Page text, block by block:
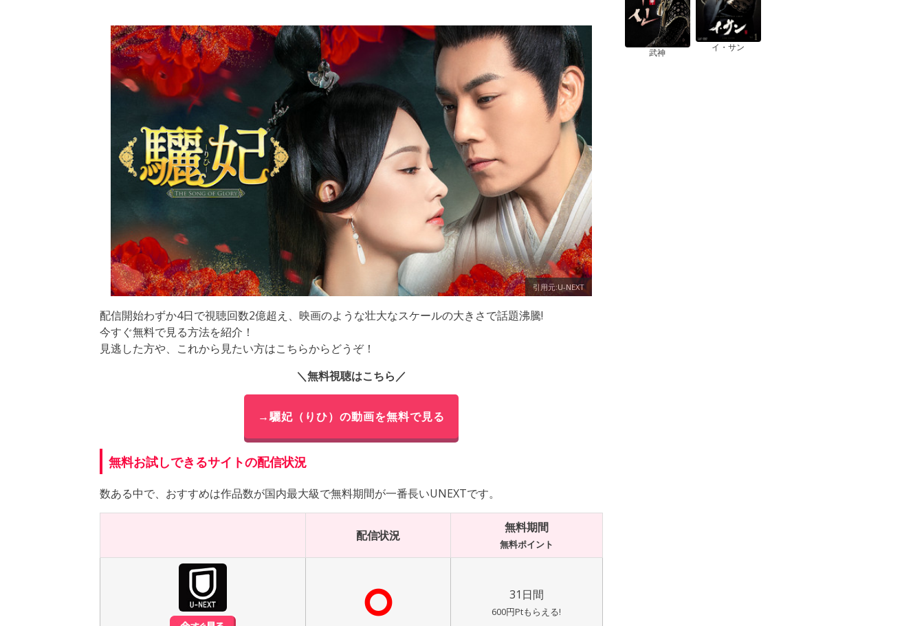
引用元:U-NEXT
配信開始わずか4日で視聴回数2億超え、映画のような壮大なスケールの大きさで話題沸騰!
今すぐ無料で見る方法を紹介！
見逃した方や、これから見たい方はこちらからどうぞ！
＼無料視聴はこちら／
→驪妃（りひ）の動画を無料で見る
無料お試しできるサイトの配信状況
数ある中で、おすすめは作品数が国内最大級で無料期間が一番長いUNEXTです。
配信状況
無料期間
無料ポイント
⭘ 31日間
600円Ptもらえる!
武神 イ・サン